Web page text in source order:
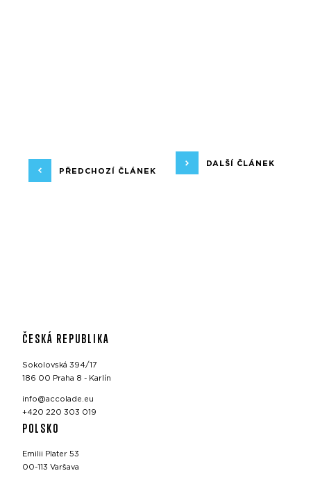
PŘEDCHOZÍ ČLÁNEK
DALŠÍ ČLÁNEK
ČESKÁ REPUBLIKA
Sokolovská 394/17
186 00 Praha 8 - Karlín
info@accolade.eu
+420 220 303 019
POLSKO
Emilii Plater 53
00-113 Varšava